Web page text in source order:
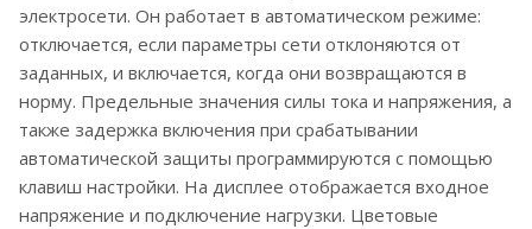
электросети. Он работает в автоматическом режиме:
отключается, если параметры сети отклоняются от
заданных, и включается, когда они возвращаются в
норму. Предельные значения силы тока и напряжения, а
также задержка включения при срабатывании
автоматической защиты программируются с помощью
клавиш настройки. На дисплее отображается входное
напряжение и подключение нагрузки. Цветовые